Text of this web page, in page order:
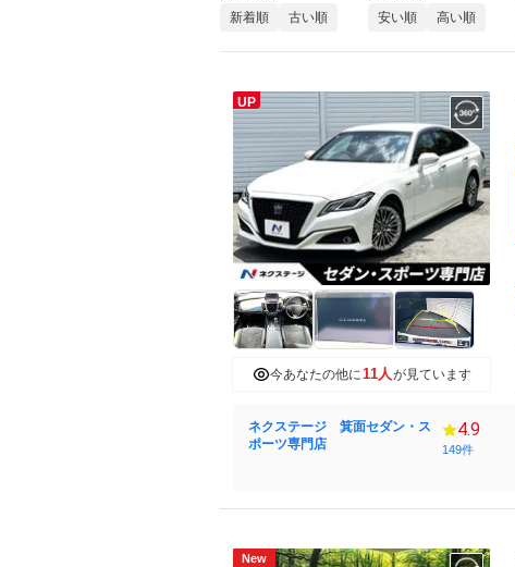
新着順 古い順 安い順 高い順
UP
今あなたの他に11人が見ています
ネクステージ 箕面セダン・ス
ポーツ専門店
4.9
149件
New